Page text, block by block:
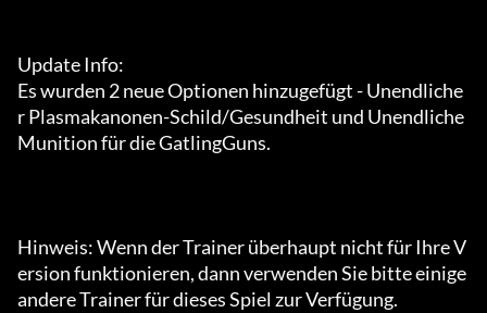
Update Info:
Es wurden 2 neue Optionen hinzugefügt - Unendliche
r Plasmakanonen-Schild/Gesundheit und Unendliche
Munition für die GatlingGuns.
Hinweis: Wenn der Trainer überhaupt nicht für Ihre V
ersion funktionieren, dann verwenden Sie bitte einige
andere Trainer für dieses Spiel zur Verfügung.